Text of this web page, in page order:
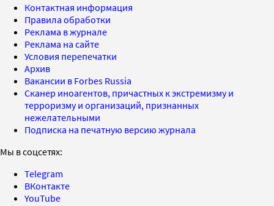
Контактная информация
Правила обработки
Реклама в журнале
Реклама на сайте
Условия перепечатки
Архив
Вакансии в Forbes Russia
Сканер иноагентов, причастных к экстремизму и
терроризму и организаций, признанных
нежелательными
Подписка на печатную версию журнала
Мы в соцсетях:
Telegram
ВКонтакте
YouTube